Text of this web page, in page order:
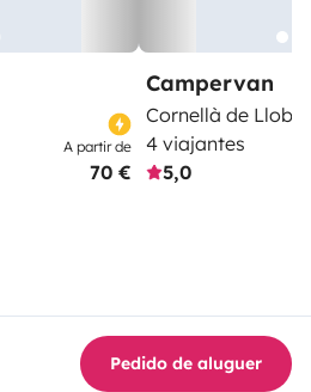
A partir de
70 €
Campervan
Cornellà de
4 viajantes
5,0
Pedido de aluguer